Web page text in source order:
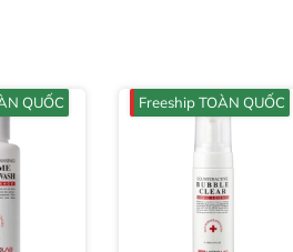
QUỐC Freeship TOÀN QUỐC